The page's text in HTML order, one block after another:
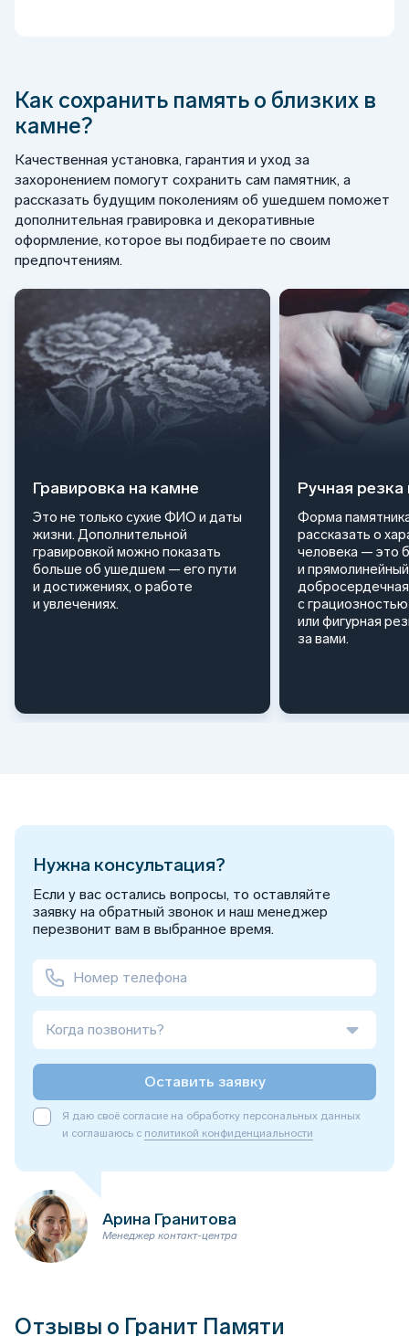
Как сохранить память о близких в
камне?
Качественная установка, гарантия и уход за
захоронением помогут сохранить сам памятник, а
рассказать будущим поколениям об ушедшем поможет
дополнительная гравировка и декоративные
оформление, которое вы подбираете по своим
предпочтениям.
Гравировка на камне
Это не только сухие ФИО и даты
жизни. Дополнительной
гравировкой можно показать
больше об ушедшем — его пути
и достижениях, о работе
и увлечениях.
Ручная
Форма
рассказать о
человека — это
и
с
или фигурная
за вами.
Нужна консультация?
Если у вас остались вопросы, то оставляйте
заявку на обратный звонок и наш менеджер
перезвонит вам в выбранное время.
Когда позвонить?
Оставить заявку
Я даю своё согласие на обработку персональных данных
и соглашаюсь с политикой конфиденциальности
Арина Гранитова
Менеджер контакт-центра
Отзывы о Гранит Памяти